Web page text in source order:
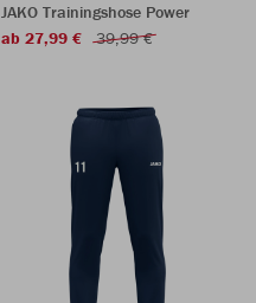
JAKO Trainingshose Power
ab 27,99 €
39,99 €